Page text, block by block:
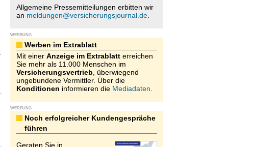
Allgemeine Pressemitteilungen erbitten wir
an meldungen@versicherungsjournal.de.
WERBUNG
Werben im Extrablatt
Mit einer Anzeige im Extrablatterreichen
Sie mehr als 11.000 Menschen im
Versicherungsvertrieb , überwiegend
ungebundene Vermittler. Über die
Konditionen informieren die Mediadaten
WERBUNG
Noch erfolgreicher Kundengespräche
führen
Geraten Sie in